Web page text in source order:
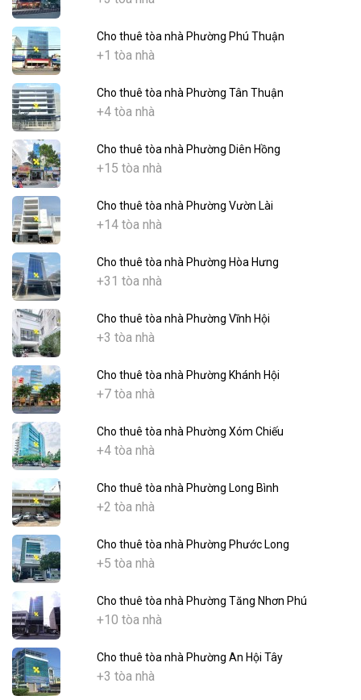
Cho thuê tòa nhà Phường Phú Thuận
+1 tòa nhà
Cho thuê tòa nhà Phường Tân Thuận
+4 tòa nhà
Cho thuê tòa nhà Phường Diên Hồng
+15 tòa nhà
Cho thuê tòa nhà Phường Vườn Lài
+14 tòa nhà
Cho thuê tòa nhà Phường Hòa Hưng
+31 tòa nhà
Cho thuê tòa nhà Phường Vĩnh Hội
+3 tòa nhà
Cho thuê tòa nhà Phường Khánh Hội
+7 tòa nhà
Cho thuê tòa nhà Phường Xóm Chiếu
+4 tòa nhà
Cho thuê tòa nhà Phường Long Bình
+2 tòa nhà
Cho thuê tòa nhà Phường Phước Long
+5 tòa nhà
Cho thuê tòa nhà Phường Tăng Nhơn Phú
+10 tòa nhà
Cho thuê tòa nhà Phường An Hội Tây
+3 tòa nhà